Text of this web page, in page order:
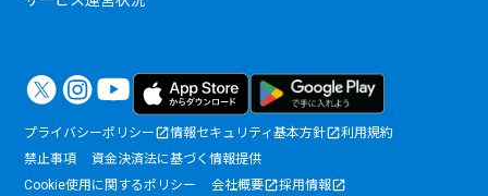
プライバシーポリシー 情報セキュリティ基本方針
利用規約
禁止事項
資金決済法に基づく情報提供
Cookie使用に関するポリシー
会社概要 採用情報